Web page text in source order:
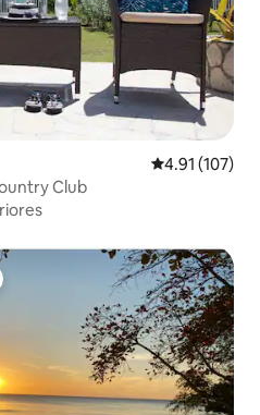
Calificación
4.91 (107)
Club